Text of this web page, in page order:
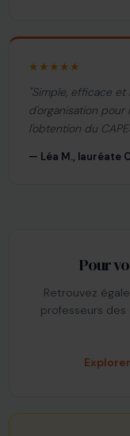
★★★★★
"Simple, efficace
d'organisation pour
l'obtention du
— Léa M., lauréate
Pour
Retrouvez
professeurs des